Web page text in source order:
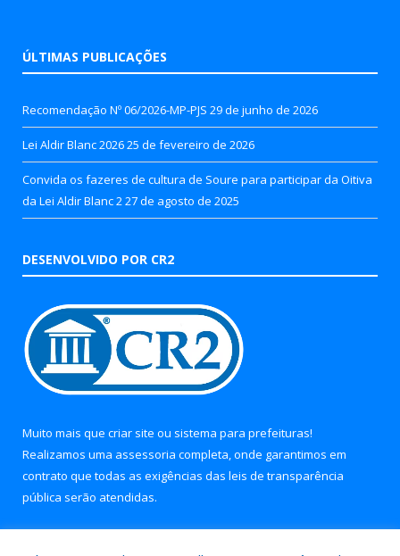
ÚLTIMAS PUBLICAÇÕES
Recomendação Nº 06/2026-MP-PJS 29 de junho de 2026
Lei Aldir Blanc 202625 de fevereiro de 2026
Convida os fazeres de cultura de Soure para participar da Oitiva
da Lei Aldir Blanc 2 27 de agosto de 2025
DESENVOLVIDO POR CR2
Muito mais que criar site ou sistema para prefeituras!
Realizamos uma assessoria completa, onde garantimos em
contrato que todas as exigências das leis de transparência
pública serão atendidas.